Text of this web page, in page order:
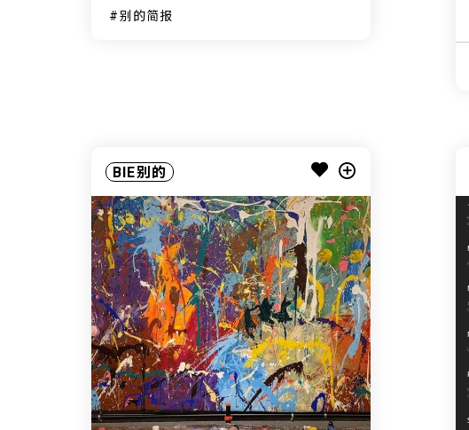
别的简报
BIE别的